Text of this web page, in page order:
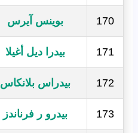
170 بوينس آيرس
171 بيدرا ديل أغيلا
172 بيدراس بلانكاس
173 بيدرو ر فرناندز